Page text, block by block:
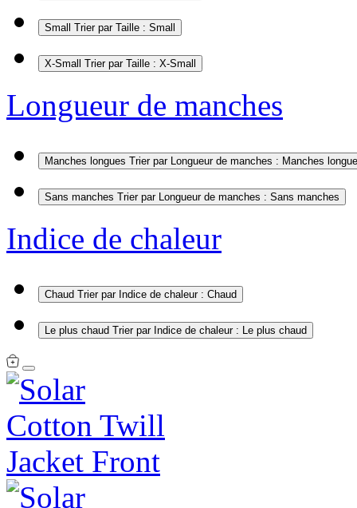
Small Trier par Taille : Small
X-Small Trier par Taille : X-Small
Longueur de manches
Manches longues Trier par Longueur de manches : Manches
Sans manches Trier par Longueur de manches : Sans manches
Indice de chaleur
Chaud Trier par Indice de chaleur : Chaud
Le plus chaud Trier par Indice de chaleur : Le plus chaud